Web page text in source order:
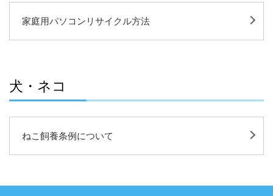
家庭用パソコンリサイクル方法
犬・ネコ
ねこ飼養条例について